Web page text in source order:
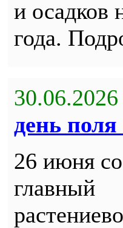
и осадков
года.
30.06.2026
день поля
26 июня
главный